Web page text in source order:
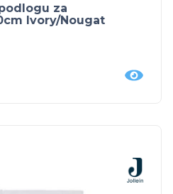
za
Ivory/Nougat